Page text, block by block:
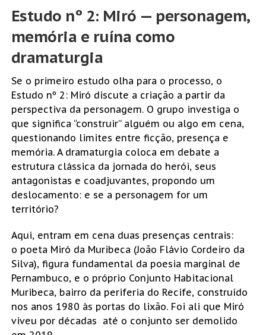
Estudo nº 2: Miró — personagem,
memória e ruína como
dramaturgia
Se o primeiro estudo olha para o processo, o
Estudo nº 2: Miró discute a criação a partir da
perspectiva da personagem. O grupo investiga o
que significa “construir” alguém ou algo em cena,
questionando limites entre ficção, presença e
memória. A dramaturgia coloca em debate a
estrutura clássica da jornada do herói, seus
antagonistas e coadjuvantes, propondo um
deslocamento: e se a personagem for um
território?
Aqui, entram em cena duas presenças centrais:
o poeta Miró da Muribeca (João Flávio Cordeiro da
Silva), figura fundamental da poesia marginal de
Pernambuco, e o próprio Conjunto Habitacional
Muribeca, bairro da periferia do Recife, construído
nos anos 1980 às portas do lixão. Foi ali que Miró
viveu por décadas até o conjunto ser demolido